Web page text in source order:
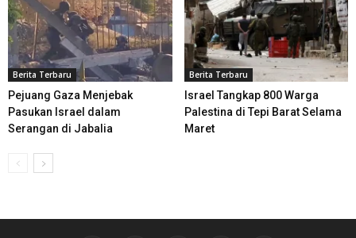
Berita Terbaru
Pejuang Gaza Menjebak
Pasukan Israel dalam
Serangan di Jabalia
Berita Terbaru
Israel Tangkap 800 Warga
Palestina di Tepi Barat Selama
Maret